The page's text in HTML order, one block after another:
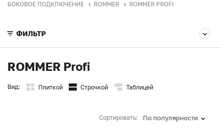
БОКОВОЕ ПОДКЛЮЧЕНИЕ
ROMMER ROMMER PROFI
ФИЛЬТР
ROMMER Profi
Вид: Плиткой Строчкой Таблицей
Сортировать: По популярности